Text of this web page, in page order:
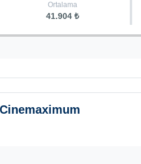
Ortalama
41.904 ₺